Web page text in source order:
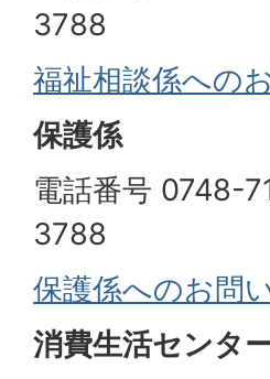
3788
福祉相談係への
保護係
電話番号 0748-
3788
保護係へのお問
消費生活センタ